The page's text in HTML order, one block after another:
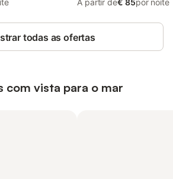
A partir de€ 85por noite
todas as ofertas
com vista para o mar